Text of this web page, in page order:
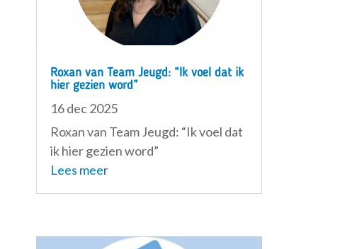
Roxan van Team Jeugd: “Ik voel dat ik
hier gezien word”
16 dec 2025
Roxan van Team Jeugd: “Ik voel dat
ik hier gezien word”
Lees meer